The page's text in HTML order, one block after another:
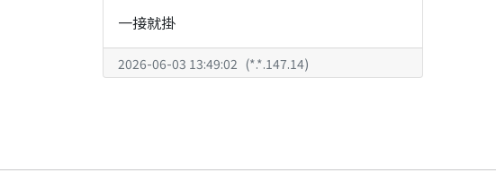
一接就掛
2026-06-03 13:49:02 (*.*.147.14)